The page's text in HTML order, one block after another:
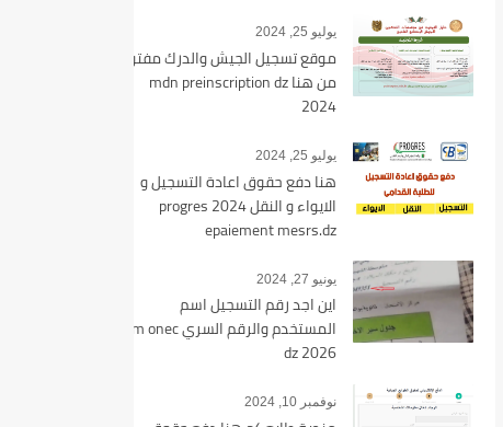
يوليو 25, 2024
موقع تسجيل الجيش والدرك مفتوح
من هنا mdn preinscription dz
2024
يوليو 25, 2024
هنا دفع حقوق اعادة التسجيل و
الايواء و النقل 2024 progres
epaiement mesrs.dz
يونيو 27, 2024
اين اجد رقم التسجيل اسم
المستخدم والرقم السري bem onec
dz 2026
نوفمبر 10, 2024